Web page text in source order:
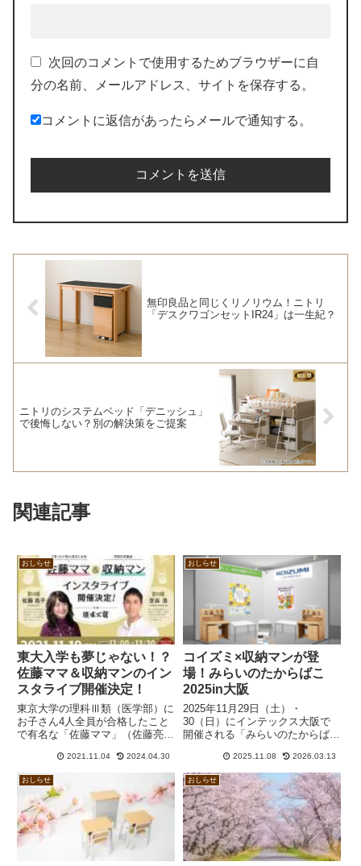
次回のコメントで使用するためブラウザーに自
分の名前、メールアドレス、サイトを保存する。
コメントに返信があったらメールで通知する。
無印良品と同じくリノリウム！ニトリ
「デスクワゴンセットIR24」は一生紀？
ニトリのシステムベッド「デニッシュ」
で後悔しない？別の解決策をご提案
関連記事
おしらせ
東大入学も夢じゃない！？
佐藤ママ＆収納マンのイン
スタライブ開催決定！
東京大学の理科Ⅲ類（医学部）に
お子さん4人全員が合格したこと
で有名な「佐藤ママ」（佐藤亮子
納マン」のインスタライブ開催が
決定しました！日時は2021年11
月19日（金）12時から13時半、
リアルでは浜本工芸大阪ショール
ームに先着20名ご参加いただけ
ます！
2021.11.04 2024.04.30
おしらせ
コイズミ×収納マンが登
場！みらいのたからばこ
2025in大阪
2025年11月29日（土）・
30（日）にインテックス大阪で
開催される「みらいのたからばこ
のコイズミが出展します。「空間
デザイナー」というコンテンツ
で、決められた時間内で学習机の
中に文房具などを収納したり、コ
ーディネートをするという体験を
していただけます。収納マンも登
場します。
2025.11.08 2026.03.13
おしらせ おしらせ